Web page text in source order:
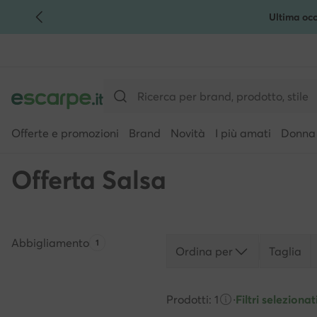
VAI AL CONTENUTO PRINCIPALE Ultima
Offerte e promozioni Brand Novità I più amati Donna
Offerta Salsa
AbbigliamentoQuantità di prodotti:
1
Ordina per Taglia
Prodotti: 1 ·Filtri